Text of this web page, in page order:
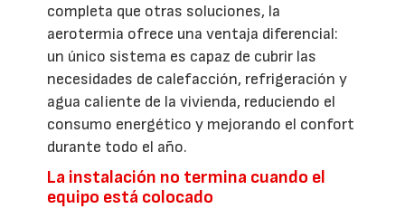
completa que otras soluciones, la
aerotermia ofrece una ventaja diferencial:
un único sistema es capaz de cubrir las
necesidades de calefacción, refrigeración y
agua caliente de la vivienda, reduciendo el
consumo energético y mejorando el confort
durante todo el año.
La instalación no termina cuando el
equipo está colocado